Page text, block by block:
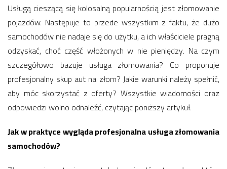
Usługą cieszącą się kolosalną popularnością jest złomowanie
pojazdów. Następuje to przede wszystkim z faktu, że dużo
samochodów nie nadaje się do użytku, a ich właściciele pragną
odzyskać, choć część włożonych w nie pieniędzy. Na czym
szczegółowo bazuje usługa złomowania? Co proponuje
profesjonalny skup aut na złom? Jakie warunki należy spełnić,
aby móc skorzystać z oferty? Wszystkie wiadomości oraz
odpowiedzi wolno odnaleźć, czytając poniższy artykuł.
Jak w praktyce wygląda profesjonalna usługa złomowania
samochodów?